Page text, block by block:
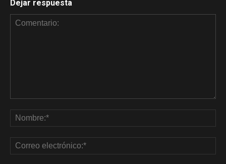
Dejar respuesta